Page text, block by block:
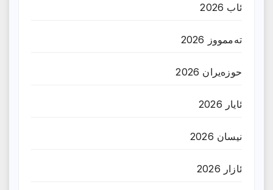
ئاب 2026
تەممووز 2026
حوزه‌یران 2026
ئایار 2026
نیسان 2026
ئازار 2026